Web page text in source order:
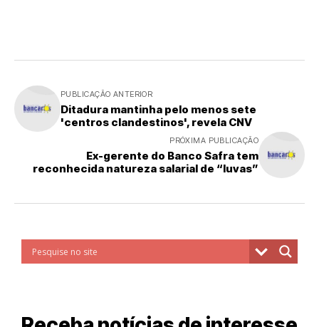
PUBLICAÇÃO ANTERIOR
Ditadura mantinha pelo menos sete
'centros clandestinos', revela CNV
PRÓXIMA PUBLICAÇÃO
Ex-gerente do Banco Safra tem
reconhecida natureza salarial de “luvas”